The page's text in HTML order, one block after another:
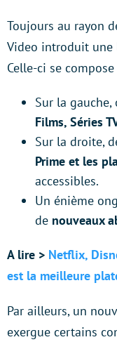
Toujours au rayon
Video introduit une
Celle-ci se
Sur la
Films, Séries
Sur la droite,
Prime et les
accessibles.
Un énième
de nouveaux
A lire > Netflix,
est la meilleure
Par ailleurs, un
exergue certains